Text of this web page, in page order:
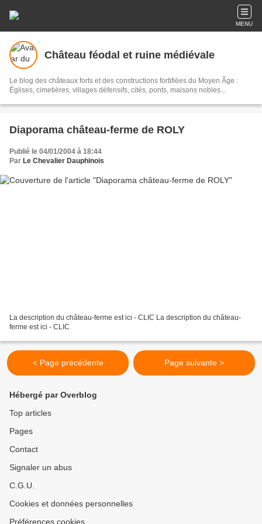
MENU
Château féodal et ruine médiévale
Le blog des châteaux forts et des constructions fortifiées du Moyen Âge :
Églises, cimetières, villages défensifs, cités, ponts, maisons nobles...
Diaporama château-ferme de ROLY
Publié le 04/01/2004 à 18:44
Par Le Chevalier Dauphinois
La description du château-ferme est ici - CLIC La description du château-
ferme est ici - CLIC
< Page précédente Page suivante >
Hébergé par Overblog
Top articles
Pages
Contact
Signaler un abus
C.G.U.
Cookies et données personnelles
Préférences cookies